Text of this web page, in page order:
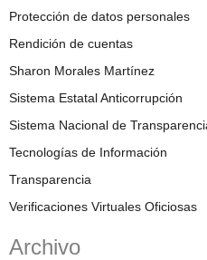
Protección de datos personales
Rendición de cuentas
Sharon Morales Martínez
Sistema Estatal Anticorrupción
Sistema Nacional de
Tecnologías de Información
Transparencia
Verificaciones Virtuales Oficiosas
Archivo